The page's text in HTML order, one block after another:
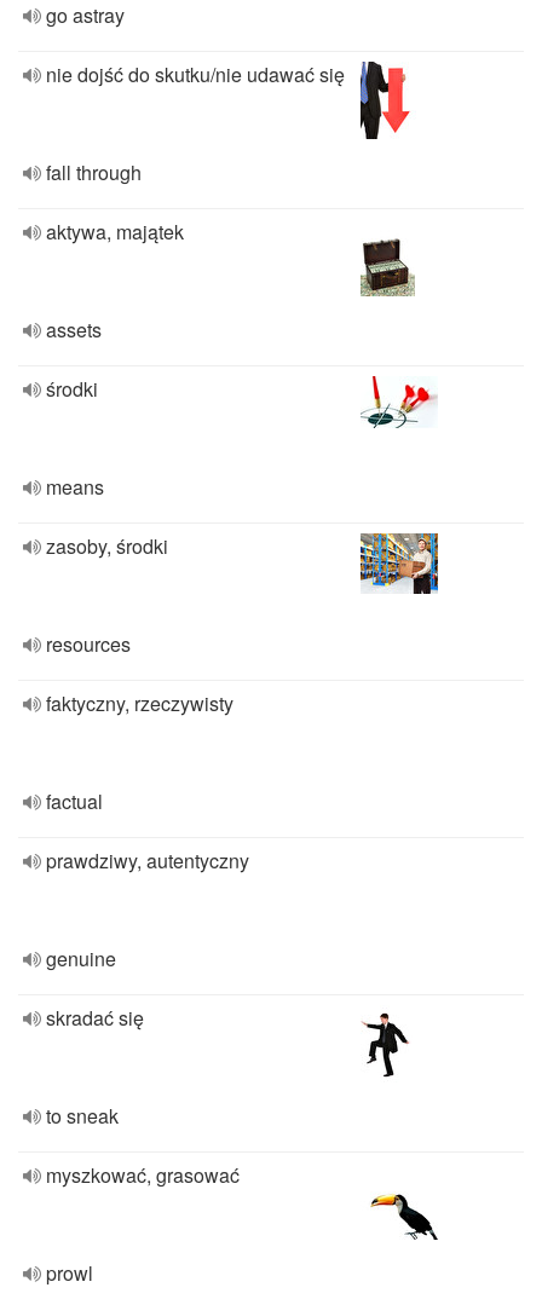
go astray
nie dojść do skutku/nie udawać się
fall through
aktywa, majątek
assets
środki
means
zasoby, środki
resources
faktyczny, rzeczywisty
factual
prawdziwy, autentyczny
genuine
skradać się
to sneak
myszkować, grasować
prowl